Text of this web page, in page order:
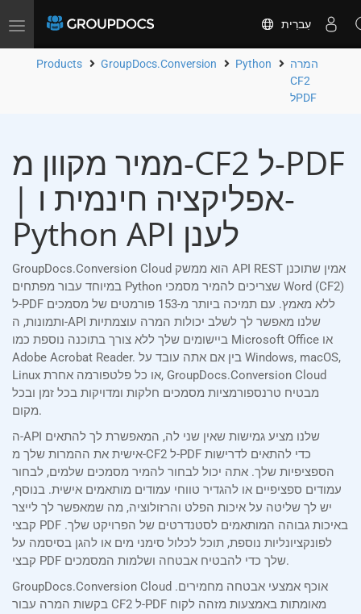
Toggle
עִברִית
Products GroupDocs.Conversion Python
המרה
CF2
לPDF
ממיר מקוון מ-CF2 ל-PDF
| אפליקציה חינמית ו-
Python API לענן
GroupDocs.Conversion Cloud הוא ממשק API REST אמין שתוכנן
במיוחד עבור מפתחים Python שצריכים להמיר מסמכי Word (CF2)
ל-PDF ללא מאמץ. עם תמיכה ביותר מ-153 פורמטים של מסמכים
ותמונות, ה-API שלנו מאפשר לך לשלב יכולות המרה עוצמתיות
ביישומים שלך ללא צורך בתוכנה נוספת כמו Microsoft Office או
Adobe Acrobat Reader. בין אם אתה עובד על Windows, macOS,
Linux או כל פלטפורמה אחרת, GroupDocs.Conversion Cloud
מבטיח טרנספורמציות מסמכים חלקות ומדויקות בכל זמן ובכל
מקום.
ה-API שלנו מציע גמישות שאין שני לה, המאפשרת לך להתאים
אישית את ההמרות שלך מ-CF2 ל-PDF כדי להתאים לדרישות
הספציפיות שלך. אתה יכול לבחור להמיר מסמכים שלמים, לבחור
עמודים ספציפיים או להגדיר טווחי עמודים מותאמים אישית. בנוסף,
יש לך שליטה על איכות הפלט והרזולוציה, מה שמאפשר לך לייצר
קבצי PDF באיכות גבוהה המותאמים לסטנדרטים של הפרויקט שלך.
לפונקציונליות נוספת, תוכל לכלול סימני מים או להגן בסיסמה על
קבצי PDF שלך כדי להבטיח אבטחה ושלמות המסמכים.
GroupDocs.Conversion Cloud אוכף אמצעי אבטחה מחמירים.
בקשות המרה עבור CF2 ל-PDF מאומתות באמצעות מזהה לקוח